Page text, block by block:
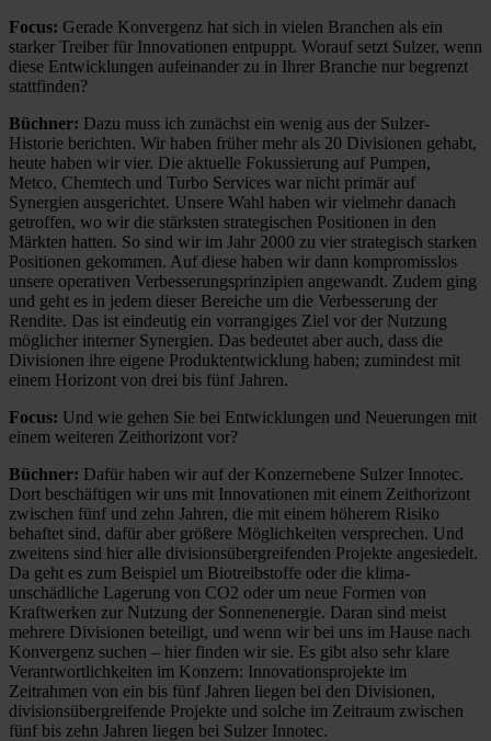
Focus: Gerade Konvergenz hat sich in vielen Branchen als ein
starker Treiber für Innovationen entpuppt. Worauf setzt Sulzer, wenn
diese Entwicklungen aufeinander zu in Ihrer Branche nur begrenzt
stattfinden?
Büchner: Dazu muss ich zunächst ein wenig aus der Sulzer-
Historie berichten. Wir haben früher mehr als 20 Divisionen gehabt,
heute haben wir vier. Die aktuelle Fokussierung auf Pumpen,
Metco, Chemtech und Turbo Services war nicht primär auf
Synergien ausgerichtet. Unsere Wahl haben wir vielmehr danach
getroffen, wo wir die stärksten strategischen Positionen in den
Märkten hatten. So sind wir im Jahr 2000 zu vier strategisch starken
Positionen gekommen. Auf diese haben wir dann kompromisslos
unsere operativen Verbesserungsprinzipien angewandt. Zudem ging
und geht es in jedem dieser Bereiche um die Verbesserung der
Rendite. Das ist eindeutig ein vorrangiges Ziel vor der Nutzung
möglicher interner Synergien. Das bedeutet aber auch, dass die
Divisionen ihre eigene Produktentwicklung haben; zumindest mit
einem Horizont von drei bis fünf Jahren.
Focus: Und wie gehen Sie bei Entwicklungen und Neuerungen mit
einem weiteren Zeithorizont vor?
Büchner: Dafür haben wir auf der Konzernebene Sulzer Innotec.
Dort beschäftigen wir uns mit Innovationen mit einem Zeithorizont
zwischen fünf und zehn Jahren, die mit einem höherem Risiko
behaftet sind, dafür aber größere Möglichkeiten versprechen. Und
zweitens sind hier alle divisionsübergreifenden Projekte angesiedelt.
Da geht es zum Beispiel um Biotreibstoffe oder die klima­
unschädliche Lagerung von CO2 oder um neue Formen von
Kraftwerken zur Nutzung der Sonnenenergie. Daran sind meist
mehrere Divisionen beteiligt, und wenn wir bei uns im Hause nach
Konvergenz suchen – hier finden wir sie. Es gibt also sehr klare
Verantwortlichkeiten im Konzern: Innovationsprojekte im
Zeitrahmen von ein bis fünf Jahren liegen bei den Divisionen,
divisionsübergreifende Projekte und solche im Zeitraum zwischen
fünf bis zehn Jahren liegen bei Sulzer Innotec.